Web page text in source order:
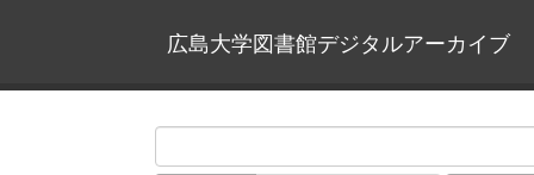
広島大学図書館デジタルアーカイブ